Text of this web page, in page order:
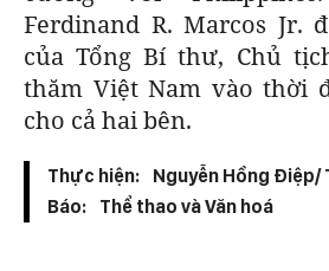
Ferdinand R. Marcos Jr.
của Tổng Bí thư, Chủ
thăm Việt Nam vào thời
cho cả hai bên.
Thực hiện:
Nguyễn Hồng Điệp/
Báo:
Thể thao và Văn hoá